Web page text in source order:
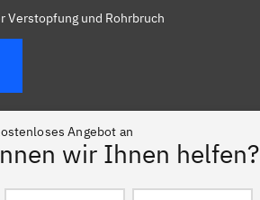
Verstopfung und Rohrbruch
Angebot an
wir Ihnen helfen?